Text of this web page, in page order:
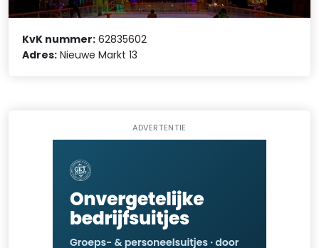
KvK nummer: 62835602
Adres: Nieuwe Markt 13
ADVERTENTIE